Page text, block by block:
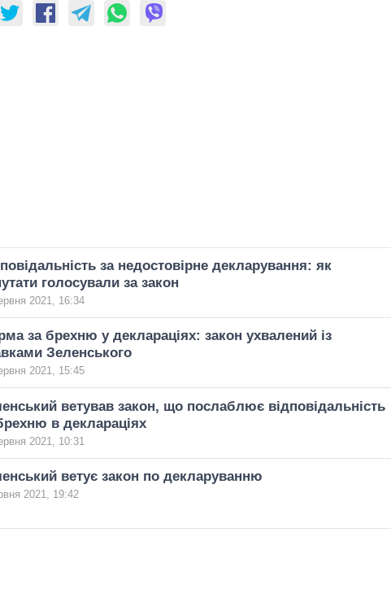
за недостовірне декларування: як
голосували за закон
2021, 16:34
за брехню у деклараціях: закон ухвалений із
Зеленського
2021, 15:45
ветував закон, що послаблює відповідальність
в деклараціях
2021, 10:31
ветує закон по декларуванню
2021, 19:42